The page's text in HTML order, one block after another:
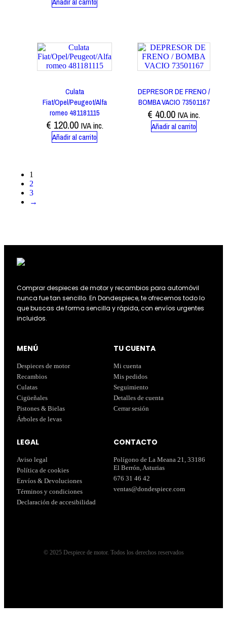
Culata
Fiat/Opel/Peugeot/Alfa
romeo 481181115
€ 120.00 IVA inc.
Añadir al carrito
DEPRESOR DE FRENO /
BOMBA VACIO 73501167
€ 40.00 IVA inc.
Añadir al carrito
1
2
3
→
Comprar despieces de motor y recambios para automóvil
nunca fue tan sencillo. En Dondespiece, te ofrecemos todo lo
que buscas de forma sencilla y rápida, con envíos urgentes
incluidos.
MENÚ
Despieces de motor
Recambios
Culatas
Cigüeñales
Pistones & Bielas
Árboles de levas
TU CUENTA
Mi cuenta
Mis pedidos
Seguimiento
Detalles de cuenta
Cerrar sesión
LEGAL
Aviso legal
Política de cookies
Envíos & Devoluciones
Términos y condiciones
Declaración de accesibilidad
CONTACTO
Polígono de La Meana 21, 33186
El Berrón, Asturias
676 31 46 42
ventas@dondespiece.com
© 2025 Despiece de motor. Todos los derechos reservados